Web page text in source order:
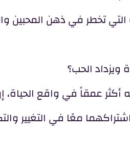
التي تخطر في ذهن المحبين
ويزداد الحب؟
أكثر عمقاً في واقع
معًا في التغيير